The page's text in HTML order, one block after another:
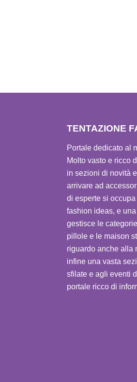
TENTAZIONE
Portale dedicato al
Molto vasto e ricco
in sezioni di novità
arrivare ad
di esperte si
fashion ideas, e
gestisce le
pillole e le maison
riguardo anche alla
infine una vasta
sfilate e agli eventi
portale ricco di